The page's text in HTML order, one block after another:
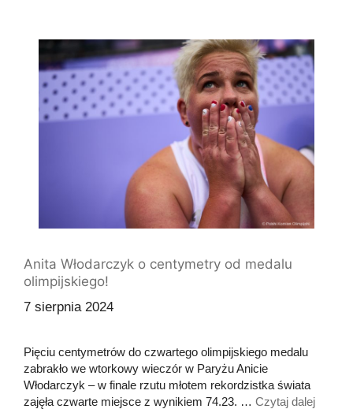
Anita Włodarczyk o centymetry od medalu
olimpijskiego!
7 sierpnia 2024
Pięciu centymetrów do czwartego olimpijskiego medalu
zabrakło we wtorkowy wieczór w Paryżu Anicie
Włodarczyk – w finale rzutu młotem rekordzistka świata
zajęła czwarte miejsce z wynikiem 74.23. … Czytaj dalej